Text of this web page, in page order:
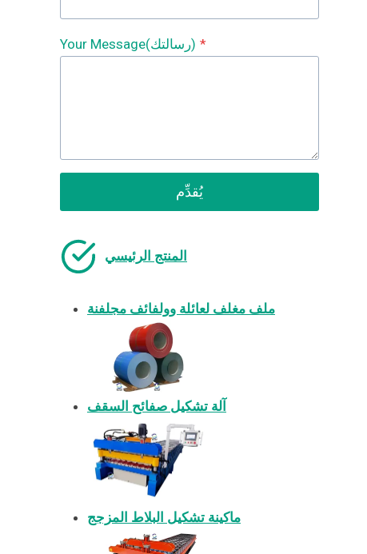
Your Message(رسالتك) *
يُقدِّم
المنتج الرئيسي
ملف مغلف لعائلة وولفائف مجلفنة
آلة تشكيل صفائح السقف
ماكينة تشكيل البلاط المزجج